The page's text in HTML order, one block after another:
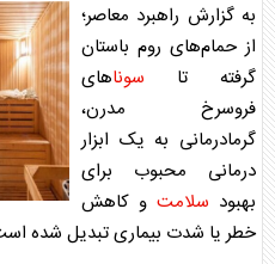
به گزارش راهبرد معاصر؛
از حمام‌های روم باستان
گرفته تا سونا‌های
فروسرخ مدرن،
گرمادرمانی به یک ابزار
درمانی محبوب برای
بهبود سلامت و کاهش
خطر یا شدت بیماری تبدیل شده